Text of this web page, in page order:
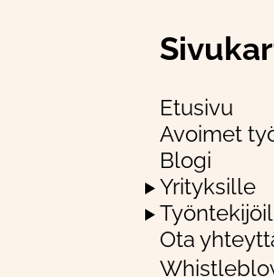
Etusivu
Avoimet
Blogi
Yrityksille
Ota